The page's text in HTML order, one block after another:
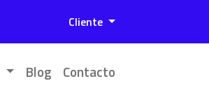
Menú de cuenta
Cliente
Blog Contacto